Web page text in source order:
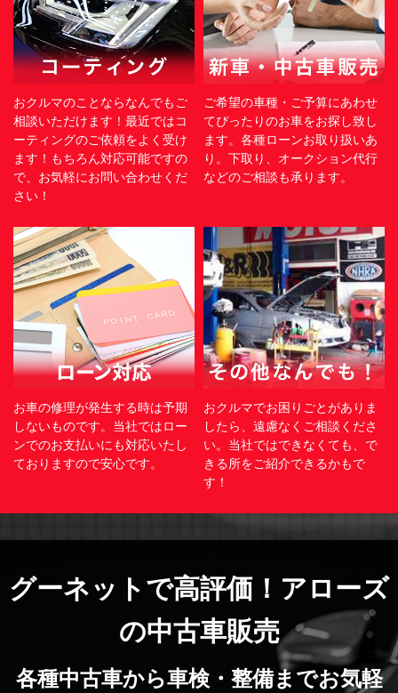
おクルマのことならなんでもご
相談いただけます！最近ではコ
ーティングのご依頼をよく受け
ます！もちろん対応可能ですの
で、お気軽にお問い合わせくだ
さい！
ご希望の車種・ご予算にあわせ
てぴったりのお車をお探し致し
ます。各種ローンお取り扱いあ
り。下取り、オークション代行
などのご相談も承ります。
お車の修理が発生する時は予期
しないものです。当社ではロー
ンでのお支払いにも対応いたし
ておりますので安心です。
おクルマでお困りごとがありま
したら、遠慮なくご相談くださ
い。当社ではできなくても、で
きる所をご紹介できるかもで
す！
グーネットで高評価！アローズ
の中古車販売
各種中古車から車検・整備までお気軽